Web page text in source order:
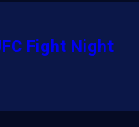
Fight Night